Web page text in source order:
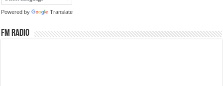
Powered by Translate
FM Radio